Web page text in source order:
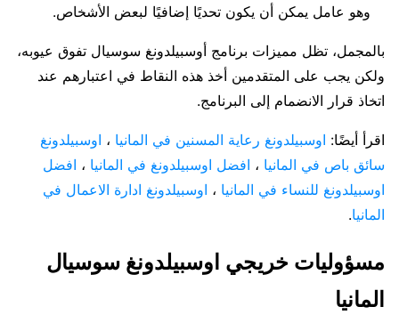
وهو عامل يمكن أن يكون تحديًا إضافيًا لبعض الأشخاص.
بالمجمل، تظل مميزات برنامج أوسبيلدونغ سوسيال تفوق عيوبه،
ولكن يجب على المتقدمين أخذ هذه النقاط في اعتبارهم عند
اتخاذ قرار الانضمام إلى البرنامج.
اقرأ أيضًا: اوسبيلدونغ رعاية المسنين في المانيا ، اوسبيلدونغ
سائق باص في المانيا ، افضل اوسبيلدونغ في المانيا ، افضل
اوسبيلدونغ للنساء في المانيا ، اوسبيلدونغ ادارة الاعمال في
المانيا.
مسؤوليات خريجي اوسبيلدونغ سوسيال
المانيا